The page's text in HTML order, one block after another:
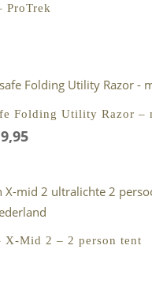
ProTrek
Folding Utility Razor –
9,95Prijsklasse:
€9,95
X-Mid 2 – 2 person tent